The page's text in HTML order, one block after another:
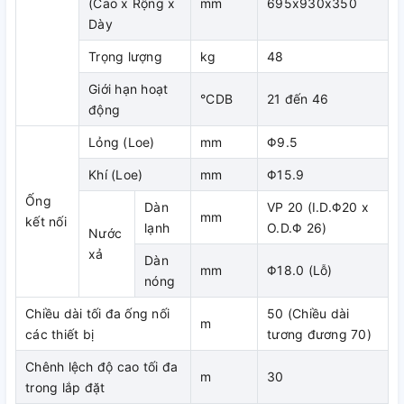
Sử dụng máy thu hồi môi chất lạnh, thu hồi phần môi chất
lạnh còn lại từ cổng van chặn dịch vụ cho đến khi áp suất
xuống đến 0.09MPA (đồng hồ áp suất: -0.011MPA) hoặc
Chức năng phát hiện áp suất thấp:
+ Việc kiểm tra áp suất và lưu lượng khí hiệu quả sẽ giảm
nhân lực cần thiết cho công tác vận hành, bảo dưỡng và sửa
Chức năng vận hành êm vào ban đêm
+ Chế độ tự động vận hành êm vào ban đêm sẽ khởi động 8
tiếng sau khi nhiệt độ đạt đỉnh điểm vào ban ngày sau đó sẽ
trở lại chế độ vận hành bình thường trong vòng 10 tiếng
Chức năng kiểm soát nhu cầu
(Cao x Rộng x
Dày
mm 695x930x350
Trọng lượng kg 48
Giới hạn hoạt
động
°CDB 21 đến 46
Ống
kết nối
Lỏng (Loe) mm Φ9.5
Khí (Loe) mm Φ15.9
Nước
xả
Dàn
lạnh
mm
VP 20 (I.D.Φ20 x
O.D.Φ 26)
Dàn
nóng
mm Φ18.0 (Lỗ)
Chiều dài tối đa ống nối
các thiết bị
m
50 (Chiều dài
tương đương 70)
Chênh lệch độ cao tối đa
trong lắp đặt
m 30